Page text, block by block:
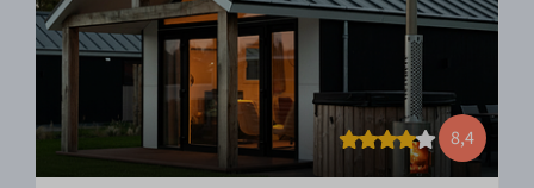
8,4